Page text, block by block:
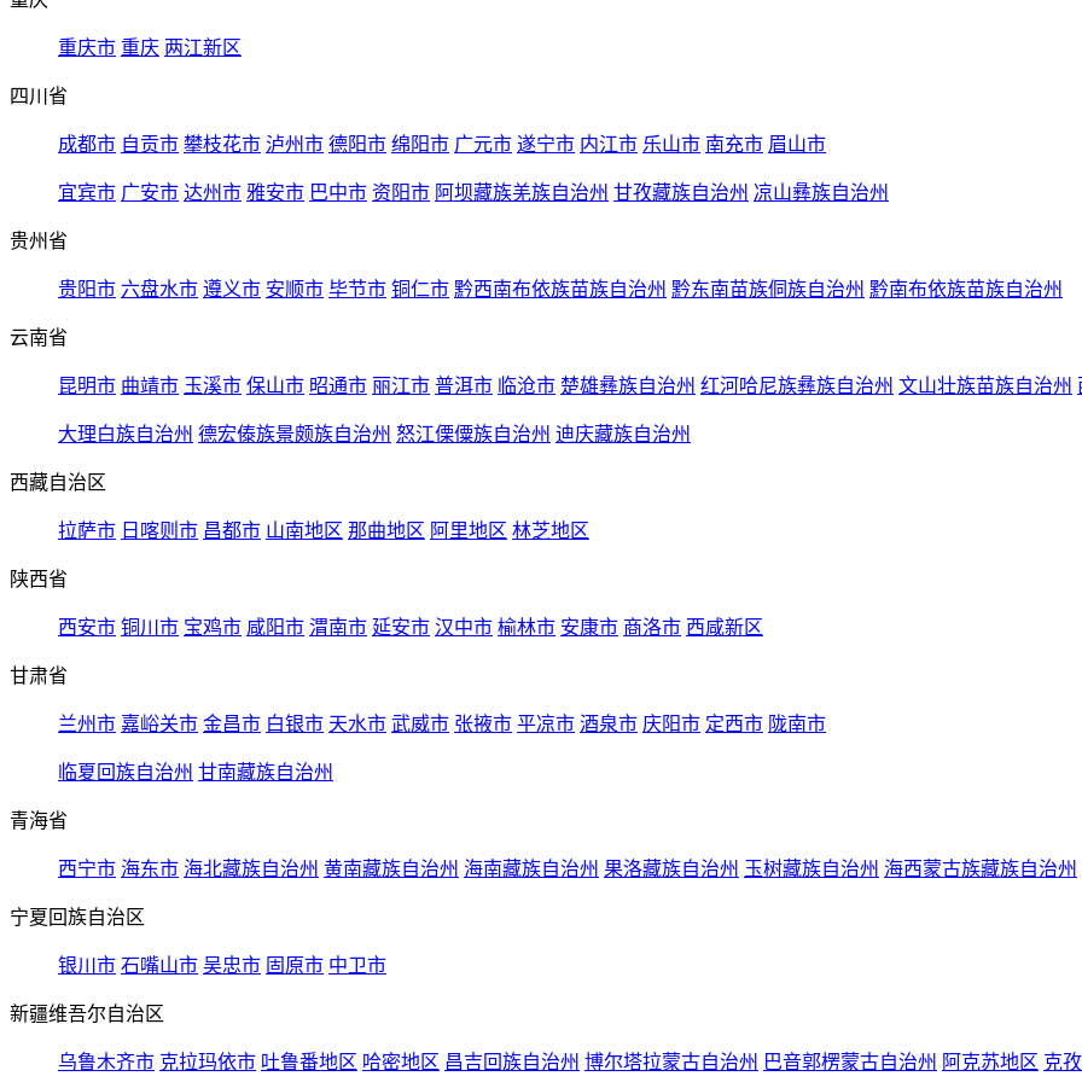
重庆市 重庆 两江新区
四川省
成都市 自贡市 攀枝花市 泸州市 德阳市 绵阳市 广元市 遂宁市 内江市 乐山市 南充市 眉山市
宜宾市 广安市 达州市 雅安市 巴中市 资阳市 阿坝藏族羌族自治州 甘孜藏族自治州 凉山彝族自治州
贵州省
贵阳市 六盘水市 遵义市 安顺市 毕节市 铜仁市 黔西南布依族苗族自治州 黔东南苗族侗族自治州 黔南布依族苗族自治州
云南省
昆明市 曲靖市 玉溪市 保山市 昭通市 丽江市 普洱市 临沧市 楚雄彝族自治州 红河哈尼族彝族自治州 文山壮族苗族自治州
大理白族自治州 德宏傣族景颇族自治州 怒江傈僳族自治州 迪庆藏族自治州
西藏自治区
拉萨市 日喀则市 昌都市 山南地区 那曲地区 阿里地区 林芝地区
陕西省
西安市 铜川市 宝鸡市 咸阳市 渭南市 延安市 汉中市 榆林市 安康市 商洛市 西咸新区
甘肃省
兰州市 嘉峪关市 金昌市 白银市 天水市 武威市 张掖市 平凉市 酒泉市 庆阳市 定西市 陇南市
临夏回族自治州 甘南藏族自治州
青海省
西宁市 海东市 海北藏族自治州 黄南藏族自治州 海南藏族自治州 果洛藏族自治州 玉树藏族自治州 海西蒙古族藏族自治州
宁夏回族自治区
银川市 石嘴山市 吴忠市 固原市 中卫市
新疆维吾尔自治区
乌鲁木齐市 克拉玛依市 吐鲁番地区 哈密地区 昌吉回族自治州 博尔塔拉蒙古自治州 巴音郭楞蒙古自治州 阿克苏地区 克